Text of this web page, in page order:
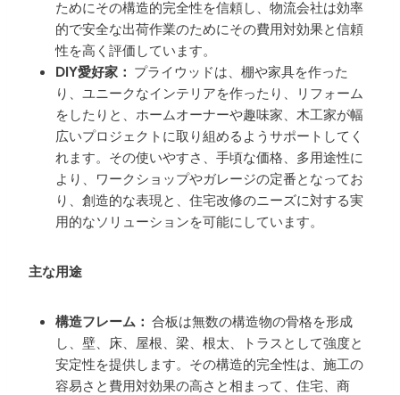
ためにその構造的完全性を信頼し、物流会社は効率
的で安全な出荷作業のためにその費用対効果と信頼
性を高く評価しています。
DIY愛好家： プライウッドは、棚や家具を作った
り、ユニークなインテリアを作ったり、リフォーム
をしたりと、ホームオーナーや趣味家、木工家が幅
広いプロジェクトに取り組めるようサポートしてく
れます。その使いやすさ、手頃な価格、多用途性に
より、ワークショップやガレージの定番となってお
り、創造的な表現と、住宅改修のニーズに対する実
用的なソリューションを可能にしています。
主な用途
構造フレーム： 合板は無数の構造物の骨格を形成
し、壁、床、屋根、梁、根太、トラスとして強度と
安定性を提供します。その構造的完全性は、施工の
容易さと費用対効果の高さと相まって、住宅、商